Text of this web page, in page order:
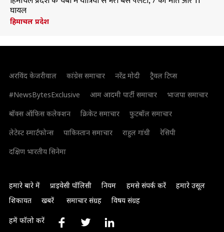
घायल
हिमाचल प्रदेश
अरविंद केजरीवाल कांग्रेस समाचार नरेंद्र मोदी
ट्रैवल टिप्स
#NewsBytesExclusive
आम आदमी पार्टी समाचार
भाजपा समाचार
बॉक्स ऑफिस कलेक्शन
क्रिकेट समाचार
फुटबॉल समाचार
लेटेस्ट स्मार्टफोन्स
पाकिस्तान समाचार राहुल गांधी
रेसिपी
दक्षिण भारतीय सिनेमा
हमारे बारे में प्राइवेसी पॉलिसी नियम हमसे संपर्क करें
हमारे उसूल
शिकायत
खबरें समाचार संग्रह विषय संग्रह
हमें फॉलो करें